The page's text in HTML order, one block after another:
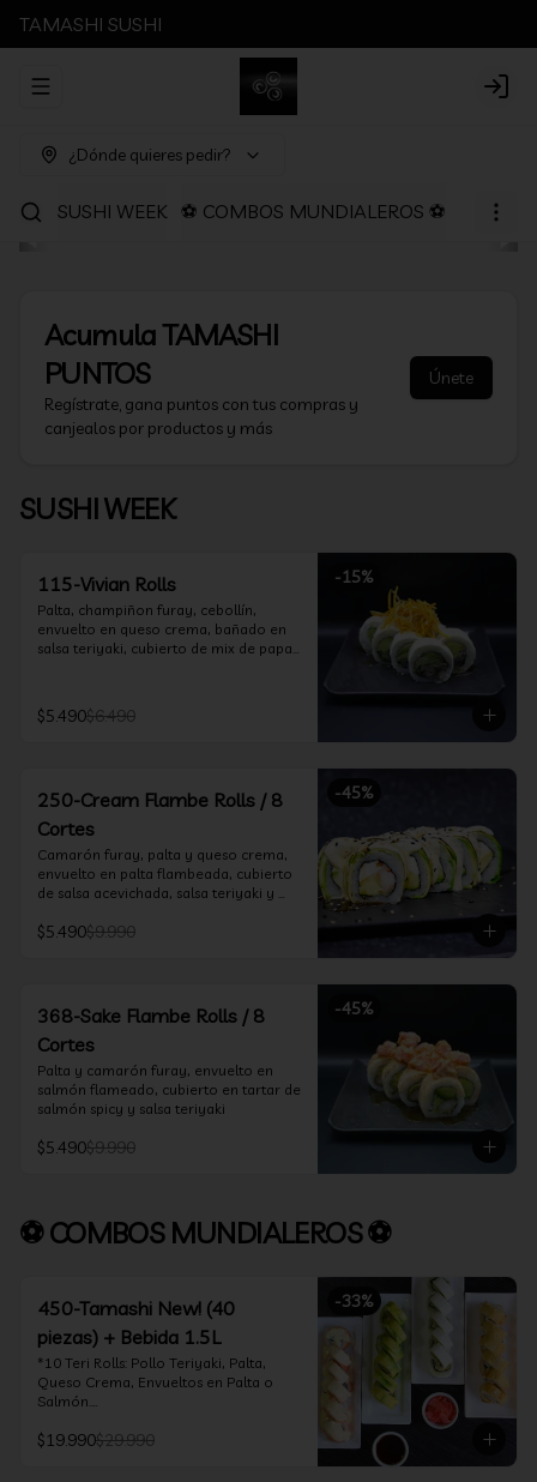
TAMASHI SUSHI
Abrir menu de navegación Login
¿Dónde quieres pedir?
SUSHI WEEK ⚽ COMBOS MUNDIALEROS ⚽
AcumulaTAMASHI
PUNTOS
Regístrate, gana puntos con tus compras y
canjealos por productos y más
Únete
SUSHI WEEK
-15%
115-Vivian Rolls
Palta, champiñon furay, cebollín,
envuelto en queso crema, bañado en
salsa teriyaki, cubierto de mix de papas
$5.490$6.490
-45%
250-Cream Flambe Rolls / 8
Cortes
Camarón furay, palta y queso crema,
envuelto en palta flambeada, cubierto
de salsa acevichada, salsa teriyaki y
$5.490$9.990
-45%
368-Sake Flambe Rolls / 8
Cortes
Palta y camarón furay, envuelto en
salmón flameado, cubierto en tartar de
salmón spicy y salsa teriyaki
$5.490$9.990
⚽ COMBOS MUNDIALEROS ⚽
-33%
450-Tamashi New! (40
piezas) + Bebida 1.5L
*10 Teri Rolls: Pollo Teriyaki, Palta,
Queso Crema, Envueltos en Palta o
Salmón.
Palta, Cebollín, Envuelto en Queso
$19.990$29.990